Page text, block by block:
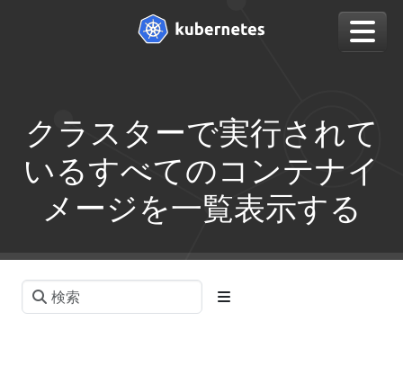
クラスターで実行されて
いるすべてのコンテナイ
メージを一覧表示する